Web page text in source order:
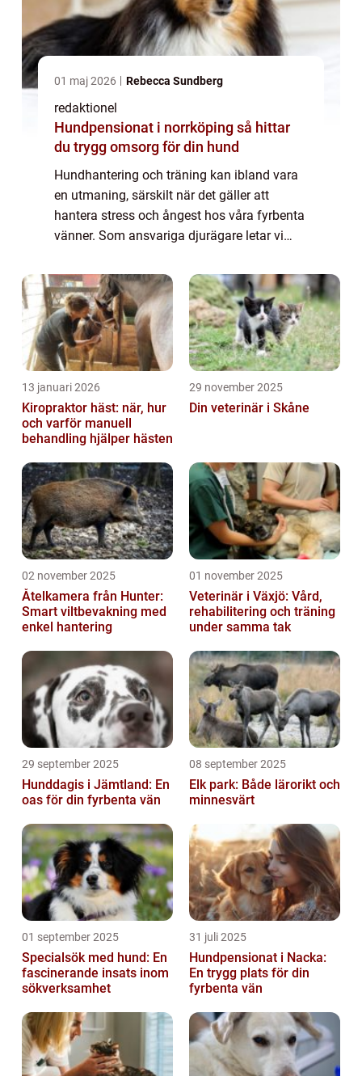
01 maj 2026 Rebecca Sundberg
redaktionel
Hundpensionat i norrköping så hittar
du trygg omsorg för din hund
Hundhantering och träning kan ibland vara
en utmaning, särskilt när det gäller att
hantera stress och ångest hos våra fyrbenta
vänner. Som ansvariga djurägare letar vi
känna sig lugna och trygga. En populä...
13 januari 2026
Kiropraktor häst: när, hur
och varför manuell
behandling hjälper hästen
29 november 2025
Din veterinär i Skåne
02 november 2025
Åtelkamera från Hunter:
Smart viltbevakning med
enkel hantering
01 november 2025
Veterinär i Växjö: Vård,
rehabilitering och träning
under samma tak
29 september 2025
Hunddagis i Jämtland: En
oas för din fyrbenta vän
08 september 2025
Elk park: Både lärorikt och
minnesvärt
01 september 2025
Specialsök med hund: En
fascinerande insats inom
sökverksamhet
31 juli 2025
Hundpensionat i Nacka:
En trygg plats för din
fyrbenta vän